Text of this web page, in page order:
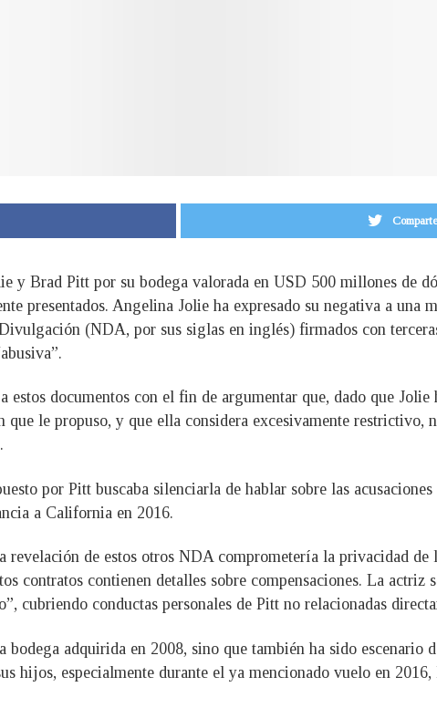
y Brad Pitt por su bodega valorada en USD 500 millones de
presentados. Angelina Jolie ha expresado su negativa a una
(NDA, por sus siglas en inglés) firmados con
estos documentos con el fin de argumentar que, dado que
le propuso, y que ella considera excesivamente restrictivo,
por Pitt buscaba silenciarla de hablar sobre las
a California en 2016.
revelación de estos otros NDA comprometería la privacidad de
contratos contienen detalles sobre compensaciones. La
cubriendo conductas personales de Pitt no relacionadas
adquirida en 2008, sino que también ha sido escenario
hijos, especialmente durante el ya mencionado vuelo en